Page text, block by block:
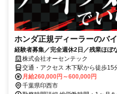
ホンダ正規ディーラーのバ
経験者募集／完全週休2日／残業ほぼ
株式会社オーセンテック
交通・アクセス 木下駅から徒歩15
月給260,000円～600,000円
千葉県印西市